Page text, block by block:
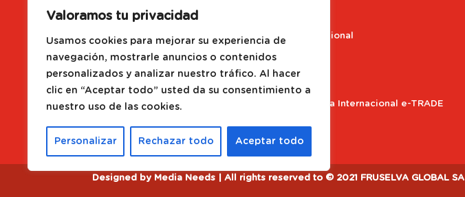
Valoramos tu privacidad
Usamos cookies para mejorar su experiencia de
navegación, mostrarle anuncios o contenidos
personalizados y analizar nuestro tráfico. Al hacer
clic en “Aceptar todo” usted da su consentimiento a
nuestro uso de las cookies.
Personalizar Rechazar todo Aceptar todo
Fondo Europeo de Desarrollo Regional
Una Manera de hacer Europa
Proyecto impulsado con el Programa Internacional e-TRADE
Designed by Media Needs | All rights reserved to © 2021 FRUSELVA GLOBAL SA